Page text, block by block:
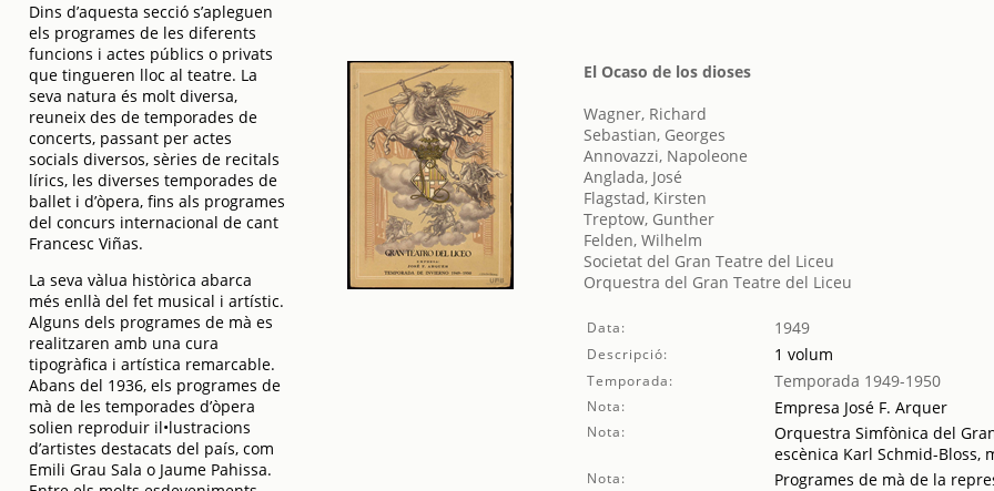
Dins d’aquesta secció s’apleguen
els programes de les diferents
funcions i actes públics o privats
que tingueren lloc al teatre. La
seva natura és molt diversa,
reuneix des de temporades de
concerts, passant per actes
socials diversos, sèries de recitals
lírics, les diverses temporades de
ballet i d’òpera, fins als programes
del concurs internacional de cant
Francesc Viñas.
La seva vàlua històrica abarca
més enllà del fet musical i artístic.
Alguns dels programes de mà es
realitzaren amb una cura
tipogràfica i artística remarcable.
Abans del 1936, els programes de
mà de les temporades d’òpera
solien reproduir il•lustracions
d’artistes destacats del país, com
Emili Grau Sala o Jaume Pahissa.
El Ocaso de los dioses
Wagner, Richard
Sebastian, Georges
Annovazzi, Napoleone
Anglada, José
Flagstad, Kirsten
Treptow, Gunther
Felden, Wilhelm
Societat del Gran Teatre del Liceu
Orquestra del Gran Teatre del Liceu
Data: 1949
Descripció: 1 volum
Temporada: Temporada 1949-1950
Nota: Empresa José F. Arquer
Nota:
Orquestra Simfònica del
escènica Karl Schmid-Bloss,
Nota: Programes de mà de la